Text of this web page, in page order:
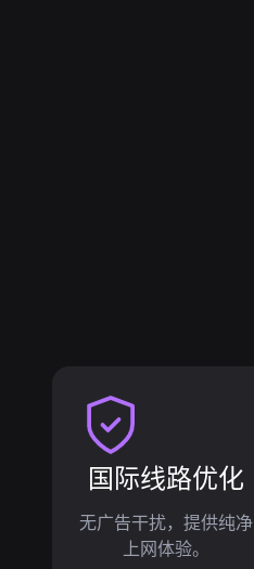
国际线路优化
无广告干扰，提供纯净
上网体验。